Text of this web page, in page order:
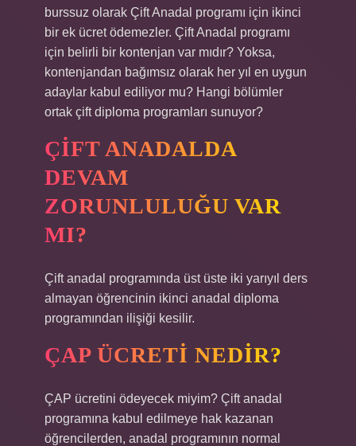
burssuz olarak Çift Anadal programı için ikinci
bir ek ücret ödemezler. Çift Anadal programı
için belirli bir kontenjan var mıdır? Yoksa,
kontenjandan bağımsız olarak her yıl en uygun
adaylar kabul ediliyor mu? Hangi bölümler
ortak çift diploma programları sunuyor?
ÇIFT ANADALDA
DEVAM
ZORUNLULUĞU VAR
MI?
Çift anadal programında üst üste iki yarıyıl ders
almayan öğrencinin ikinci anadal diploma
programından ilişiği kesilir.
ÇAP ÜCRETI NEDIR?
ÇAP ücretini ödeyecek miyim? Çift anadal
programına kabul edilmeye hak kazanan
öğrencilerden, anadal programının normal